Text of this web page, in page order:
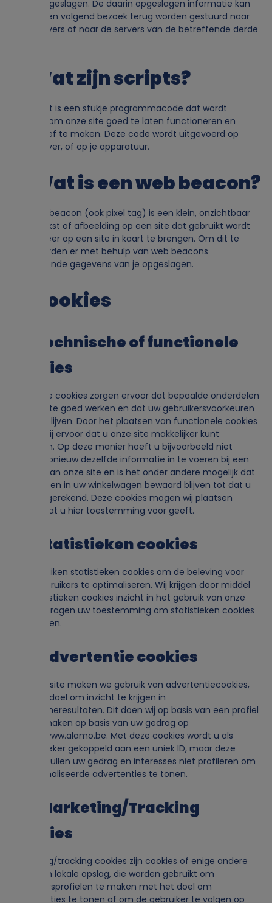
wordt opgeslagen. De daarin opgeslagen informatie kan
tijdens een volgend bezoek terug worden gestuurd naar
onze servers of naar de servers van de betreffende derde
3. Wat zijn scripts?
Een script is een stukje programmacode dat wordt
gebruikt om onze site goed te laten functioneren en
interactief te maken. Deze code wordt uitgevoerd op
onze server, of op je apparatuur.
4. Wat is een web beacon?
Een web beacon (ook pixel tag) is een klein, onzichtbaar
stukje tekst of afbeelding op een site dat gebruikt wordt
om verkeer op een site in kaart te brengen. Om dit te
doen worden er met behulp van web beacons
verschillende gegevens van je opgeslagen.
5. Cookies
5.1 Technische of functionele
cookies
Sommige cookies zorgen ervoor dat bepaalde onderdelen
van de site goed werken en dat uw gebruikersvoorkeuren
bekend blijven. Door het plaatsen van functionele cookies
zorgen wij ervoor dat u onze site makkelijker kunt
bezoeken. Op deze manier hoeft u bijvoorbeeld niet
steeds opnieuw dezelfde informatie in te voeren bij een
bezoek aan onze site en is het onder andere mogelijk dat
de artikelen in uw winkelwagen bewaard blijven tot dat u
heeft afgerekend. Deze cookies mogen wij plaatsen
zonder dat u hier toestemming voor geeft.
5.2 Statistieken cookies
Wij gebruiken statistieken cookies om de beleving voor
onze gebruikers te optimaliseren. Wij krijgen door middel
van statistieken cookies inzicht in het gebruik van onze
site. Wij vragen uw toestemming om statistieken cookies
te plaatsen.
5.3 Advertentie cookies
Op deze site maken we gebruik van advertentiecookies,
met het doel om inzicht te krijgen in
campagneresultaten. Dit doen wij op basis van een profiel
dat we maken op basis van uw gedrag op
https://www.alamo.be. Met deze cookies wordt u als
sitebezoeker gekoppeld aan een uniek ID, maar deze
cookies zullen uw gedrag en interesses niet profileren om
gepersonaliseerde advertenties te tonen.
5.4 Marketing/Tracking
cookies
Marketing/tracking cookies zijn cookies of enige andere
vorm van lokale opslag, die worden gebruikt om
gebruikersprofielen te maken met het doel om
advertenties te tonen of om de gebruiker te volgen op